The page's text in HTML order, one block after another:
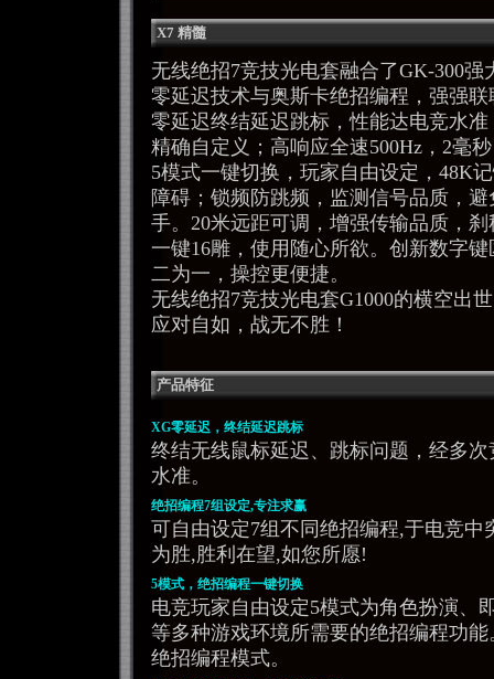
X7 精髓
无线绝招7竞技光电套融合了GK-300
零延迟技术与奥斯卡绝招编程，强强
零延迟终结延迟跳标，性能达电竞水
精确自定义；高响应全速500Hz，2毫
5模式一键切换，玩家自由设定，48K
障碍；锁频防跳频，监测信号品质，
手。20米远距可调，增强传输品质，
一键16雕，使用随心所欲。创新数字
二为一，操控更便捷。
无线绝招7竞技光电套G1000的横空出
应对自如，战无不胜！
产品特征
XG零延迟，终结延迟跳标
终结无线鼠标延迟、跳标问题，经多
水准。
绝招编程7组设定,专注求赢
可自由设定7组不同绝招编程,于电竞
为胜,胜利在望,如您所愿!
5模式，绝招编程一键切换
电竞玩家自由设定5模式为角色扮演、
等多种游戏环境所需要的绝招编程功
绝招编程模式。